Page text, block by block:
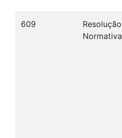
609
Resolução
Normativa